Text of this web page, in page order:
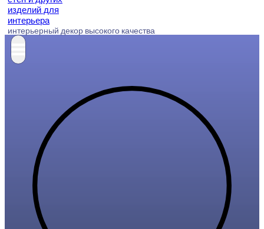
интерьерный декор высокого качества